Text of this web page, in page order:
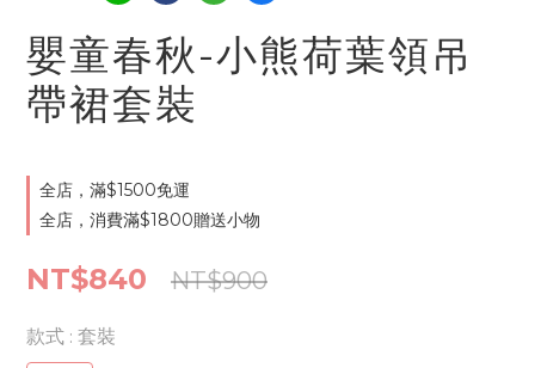
嬰童春秋-小熊荷葉領吊
帶裙套裝
全店，滿$1500免運
全店，消費滿$1800贈送小物
NT$840 NT$900
款式 : 套裝